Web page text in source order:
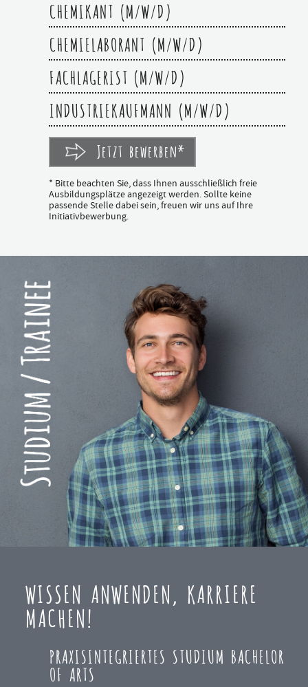
CHEMIKANT (M/W/D)
CHEMIELABORANT (M/W/D)
FACHLAGERIST (M/W/D)
INDUSTRIEKAUFMANN (M/W/D)
Jetzt bewerben*
* Bitte beachten Sie, dass Ihnen ausschließlich freie
Ausbildungsplätze angezeigt werden. Sollte keine
passende Stelle dabei sein, freuen wir uns auf Ihre
Initiativbewerbung.
WISSEN ANWENDEN, KARRIERE
MACHEN!
PRAXISINTEGRIERTES STUDIUM BACHELOR
OF ARTS